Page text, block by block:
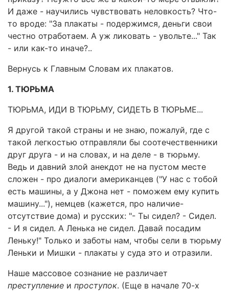
И даже - научились чувствовать неловкость? Что-
то вроде: "За плакаты - подержимся, деньги свои
честно отработаем. А уж ликовать - увольте..." Так
- или как-то иначе?..
Вернусь к Главным Словам их плакатов.
1. ТЮРЬМА
ТЮРЬМА, ИДИ В ТЮРЬМУ, СИДЕТЬ В ТЮРЬМЕ...
Я другой такой страны и не знаю, пожалуй, где с
такой легкостью отправляли бы соотечественники
друг друга - и на словах, и на деле - в тюрьму.
Ведь и давний злой анекдот не на пустом месте
сложен - про диалоги американцев ("У нас с тобой
есть машины, а у Джона нет - поможем ему купить
машину..."), немцев (кажется, про наличие-
отсутствие дома) и русских: "- Ты сидел? - Сидел.
- И я сидел. А Ленька не сидел. Давай посадим
Леньку!" Только и заботы нам, чтобы сели в тюрьму
Леньки и Мишки - плакаты у суда это и отразили.
Наше массовое сознание не различает
преступление и проступок. (Еще в начале 70-х